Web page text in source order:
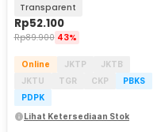
Transparent
Rp52.100
Rp89.900 43%
Online JKTP
JKTB
JKTU
TGR CKP
PBKS
PDPK
Lihat Ketersediaan Stok